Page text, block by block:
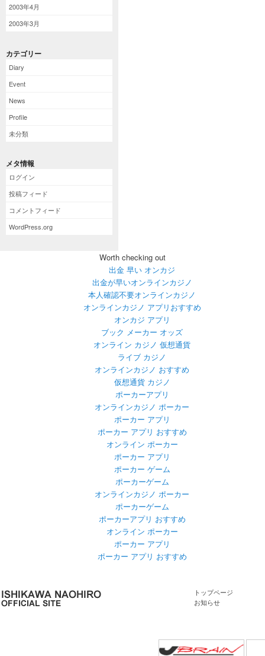
2003年4月
2003年3月
カテゴリー
Diary
Event
News
Profile
未分類
メタ情報
ログイン
投稿フィード
コメントフィード
WordPress.org
Worth checking out
出金 早い オンカジ
出金が早いオンラインカジノ
本人確認不要オンラインカジノ
オンラインカジノ アプリおすすめ
オンカジ アプリ
ブック メーカー オッズ
オンライン カジノ 仮想通貨
ライブ カジノ
オンラインカジノ おすすめ
仮想通貨 カジノ
ポーカーアプリ
オンラインカジノ ポーカー
ポーカー アプリ
ポーカー アプリ おすすめ
オンライン ポーカー
ポーカー アプリ
ポーカー ゲーム
ポーカーゲーム
オンラインカジノ ポーカー
ポーカーゲーム
ポーカーアプリ おすすめ
オンライン ポーカー
ポーカー アプリ
ポーカー アプリ おすすめ
トップページ
お知らせ